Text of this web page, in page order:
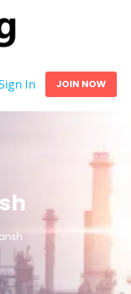
In JOIN NOW